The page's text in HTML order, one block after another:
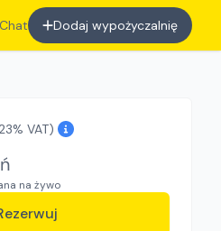
Dodaj wypożyczalnię
VAT)
na żywo